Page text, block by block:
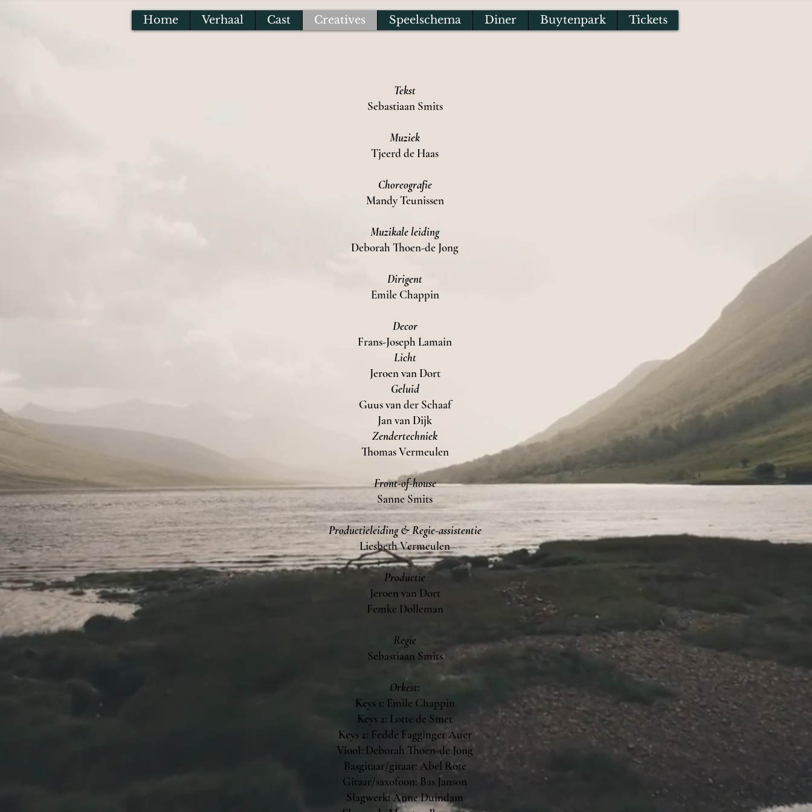
Home Verhaal Cast Creatives Speelschema Diner Buytenpark Tickets
Tekst
Sebastiaan Smits
Muziek
Tjeerd de Haas
Choreografie
Mandy Teunissen
Muzikale leiding
Deborah Thoen-de Jong
Dirigent
Emile Chappin
Decor
Frans-Joseph Lamain
Licht
Jeroen van Dort
Geluid
Guus van der Schaaf
Jan van Dijk
Zendertechniek
Thomas Vermeulen
Front-of-house
Sanne Smits
Productieleiding & Regie-assistentie
Liesbeth Vermeulen
Productie
Jeroen van Dort
Femke Dolleman
Regie
Sebastiaan Smits
Orkest:
Keys 1: Emile Chappin
Keys 2: Lotte de Smet
Keys 2: Fedde Fagginger Auer
Viool: Deborah Thoen-de Jong
Basgitaar/gitaar: Abel Rote
Gitaar/saxofoon: Bas Janson
Slagwerk: Anne Duindam